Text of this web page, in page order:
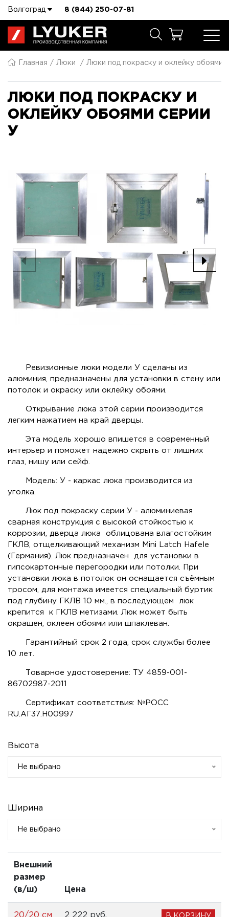
Волгоград 8 (844) 250-07-81
Главная Люки Люки под покраску и оклейку обоями
ЛЮКИ ПОД ПОКРАСКУ И
ОКЛЕЙКУ ОБОЯМИ СЕРИИ
У
Ревизионные люки модели У сделаны из
алюминия, предназначены для установки в стену или
потолок и окраску или оклейку обоями.
Открывание люка этой серии производится
легким нажатием на край дверцы.
Эта модель хорошо впишется в современный
интерьер и поможет надежно скрыть от лишних
глаз, нишу или сейф.
Модель: У - каркас люка производится из
уголка.
Люк под покраску серии У - алюминиевая
сварная конструкция с высокой стойкостью к
коррозии, дверца люка облицована влагостойким
ГКЛВ, отщелкивающий механизм Mini Latch Hafele
(Германия). Люк предназначен для установки в
гипсокартонные перегородки или потолки. При
установки люка в потолок он оснащается съёмным
тросом, для монтажа имеется специальный буртик
под глубину ГКЛВ 10 мм., в последующем люк
крепится к ГКЛВ метизами. Люк может быть
окрашен, оклеен обоями или шпаклеван.
Гарантийный срок 2 года, срок службы более
10 лет.
Товарное удостоверение: ТУ 4859-001-
86702987-2011
Сертификат соответствия: №РОСС
RU.АГ37.Н00997
Высота
Не выбрано
Ширина
Не выбрано
Внешний
размер
(в/ш)
Цена
20/20 см 2 222 pуб.